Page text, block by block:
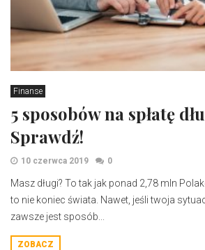
Finanse
5 sposobów na spłatę
Sprawdź!
10 czerwca 2019 0
Masz długi? To tak jak ponad 2,78 mln
to nie koniec świata. Nawet, jeśli twoja
zawsze jest sposób...
ZOBACZ